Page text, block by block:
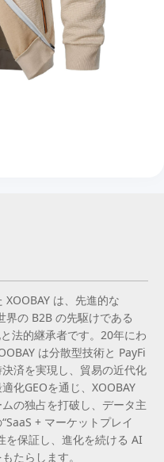
は、先進的な
の B2B の先駆けである
法的継承者です。20年にわ
は分散型技術と PayFi
済を実現し、貿易の近代化
化GEOを通じ、XOOBAY
の独占を打破し、データ主
+ マーケットプレイ
を保証し、進化を続ける AI
たらします。